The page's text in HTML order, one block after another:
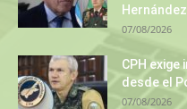
Hernández
07/08/2026
CPH
desde el
07/08/2026